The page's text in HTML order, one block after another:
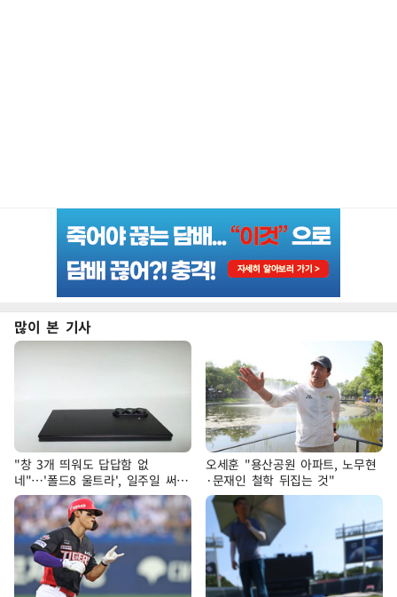
많이 본 기사
"창 3개 띄워도 답답함 없
네"…'폴드8 울트라', 일주일 써보
니
오세훈 "용산공원 아파트, 노무현
·문재인 철학 뒤집는 것"